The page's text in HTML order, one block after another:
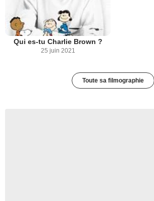
Qui es-tu Charlie Brown ?
25 juin 2021
Toute sa filmographie